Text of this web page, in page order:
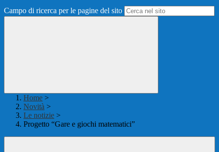
Campo di ricerca per le pagine del sito
Home >
Novità >
Le notizie >
Progetto “Gare e giochi matematici”